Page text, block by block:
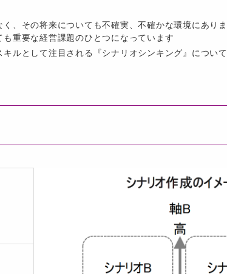
、その将来についても不確実、不確かな環境にあり
重要な経営課題のひとつになっています
ルとして注目される『シナリオシンキング』につい